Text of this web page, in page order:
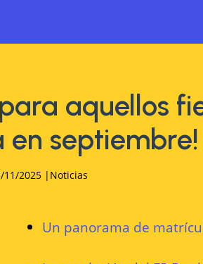
aquellos
septiembre!
11/2025 | Noticias
Un panorama de